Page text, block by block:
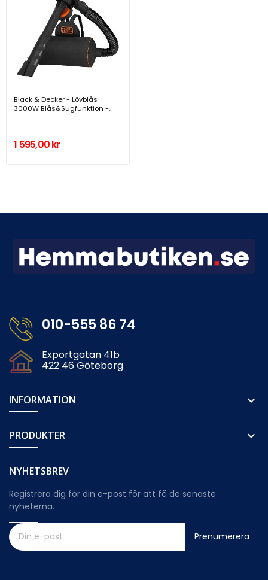
Black & Decker - Lövblås
3000W Blås&Sugfunktion -
1 595,00 kr
010-555 86 74
Exportgatan 41b
422 46 Göteborg
INFORMATION 
PRODUKTER 
NYHETSBREV
Registrera dig för din e-post för att få de senaste
nyheterna.
Prenumerera